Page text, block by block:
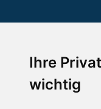
Ihre
wichtig
Die